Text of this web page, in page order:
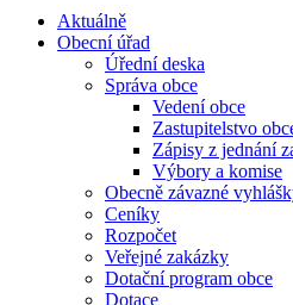
Aktuálně
Obecní úřad
Úřední deska
Správa obce
Vedení obce
Zastupitelstvo
Zápisy z jednání
Výbory a komise
Obecně závazné
Ceníky
Rozpočet
Veřejné zakázky
Dotační program obce
Dotace